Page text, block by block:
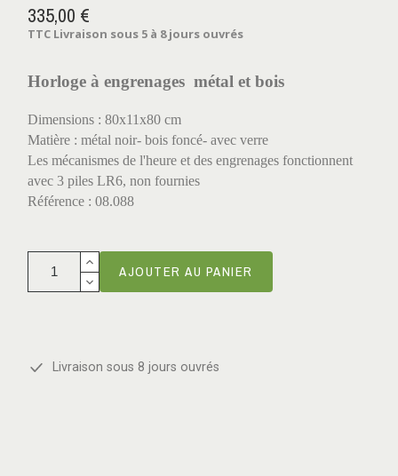
335,00 €
TTC Livraison sous 5 à 8 jours ouvrés
Horloge à engrenages métal et bois
Dimensions : 80x11x80 cm
Matière : métal noir- bois foncé- avec verre
Les mécanismes de l'heure et des engrenages fonctionnent
avec 3 piles LR6, non fournies
Référence : 08.088
AJOUTER AU PANIER
Livraison sous 8 jours ouvrés